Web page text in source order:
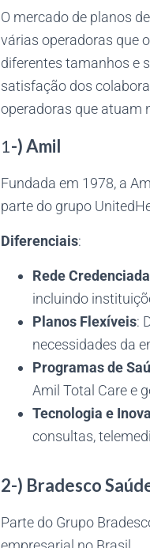
O mercado de planos
várias operadoras que
diferentes tamanhos e
satisfação dos
operadoras que atuam
1-) Amil
Fundada em 1978, a
parte do grupo
Diferenciais:
Rede
incluindo
Planos Flexíveis:
necessidades da
Programas de
Amil Total Care e
Tecnologia e
consultas,
2-) Bradesco
Parte do Grupo